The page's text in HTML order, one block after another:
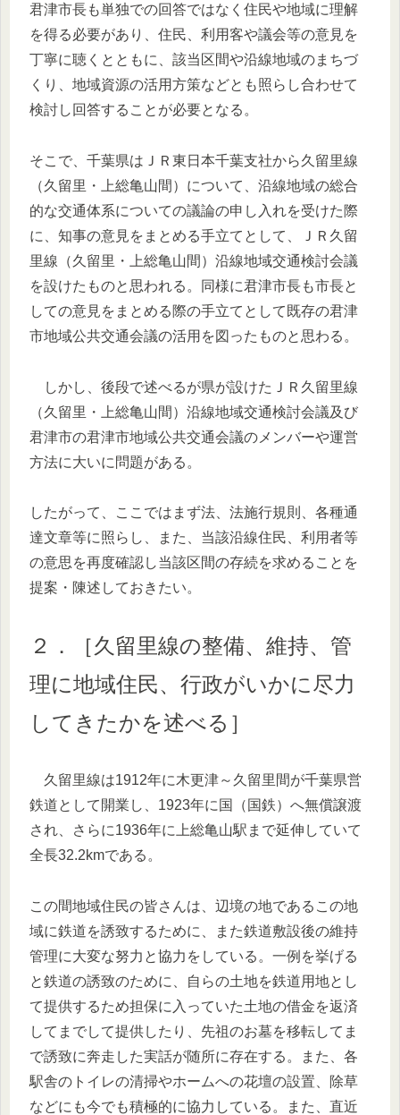
君津市長も単独での回答ではなく住民や地域に理解
を得る必要があり、住民、利用客や議会等の意見を
丁寧に聴くとともに、該当区間や沿線地域のまちづ
くり、地域資源の活用方策などとも照らし合わせて
検討し回答することが必要となる。
そこで、千葉県はＪＲ東日本千葉支社から久留里線
（久留里・上総亀山間）について、沿線地域の総合
的な交通体系についての議論の申し入れを受けた際
に、知事の意見をまとめる手立てとして、ＪＲ久留
里線（久留里・上総亀山間）沿線地域交通検討会議
を設けたものと思われる。同様に君津市長も市長と
しての意見をまとめる際の手立てとして既存の君津
市地域公共交通会議の活用を図ったものと思わる。
しかし、後段で述べるが県が設けたＪＲ久留里線
（久留里・上総亀山間）沿線地域交通検討会議及び
君津市の君津市地域公共交通会議のメンバーや運営
方法に大いに問題がある。
したがって、ここではまず法、法施行規則、各種通
達文章等に照らし、また、当該沿線住民、利用者等
の意思を再度確認し当該区間の存続を求めることを
提案・陳述しておきたい。
２．［久留里線の整備、維持、管
理に地域住民、行政がいかに尽力
してきたかを述べる］
久留里線は1912年に木更津～久留里間が千葉県営
鉄道として開業し、1923年に国（国鉄）へ無償譲渡
され、さらに1936年に上総亀山駅まで延伸していて
全長32.2kmである。
この間地域住民の皆さんは、辺境の地であるこの地
域に鉄道を誘致するために、また鉄道敷設後の維持
管理に大変な努力と協力をしている。一例を挙げる
と鉄道の誘致のために、自らの土地を鉄道用地とし
て提供するため担保に入っていた土地の借金を返済
してまでして提供したり、先祖のお墓を移転してま
で誘致に奔走した実話が随所に存在する。また、各
駅舎のトイレの清掃やホームへの花壇の設置、除草
などにも今でも積極的に協力している。また、直近